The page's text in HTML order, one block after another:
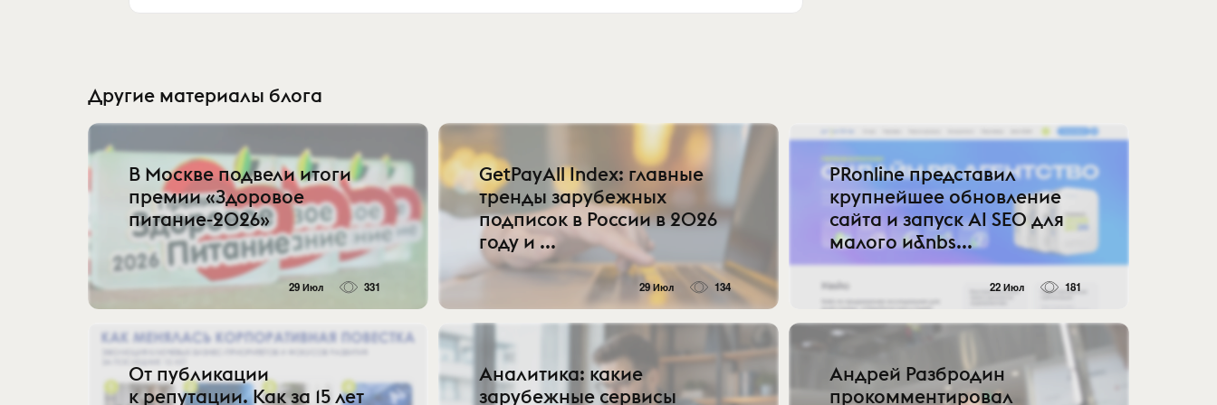
Другие материалы блога
В Москве подвели итоги
премии «Здоровое
питание-2026»
29 Июл 331
GetPayAll Index: главные
тренды зарубежных
подписок в России в 2026
году и ...
29 Июл 134
PRonline представил
крупнейшее обновление
сайта и запуск AI SEO для
малого и&nbs...
22 Июл 181
От публикации
к репутации. Как за 15 лет
Аналитика: какие
зарубежные сервисы
Андрей Разбродин
прокомментировал